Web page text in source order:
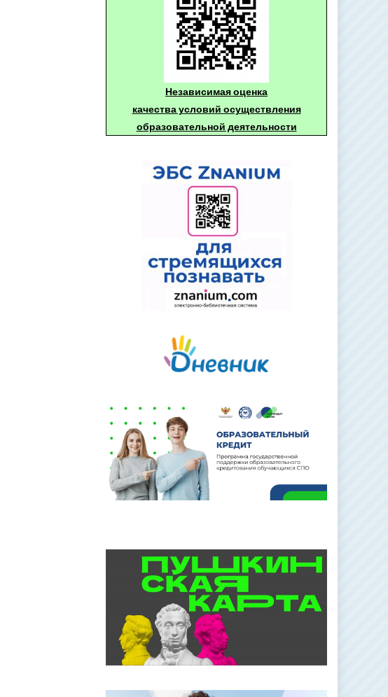
Независимая оценка
качества условий осуществления
образовательной деятельности